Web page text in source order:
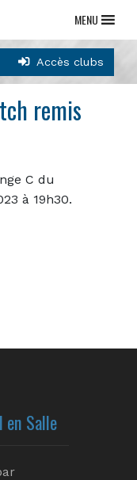
Accès clubs
MENU
remis
C du
à 19h30.
en Salle